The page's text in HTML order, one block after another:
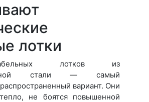
лотки
лотков из
стали — самый
вариант. Они
не боятся повышенной